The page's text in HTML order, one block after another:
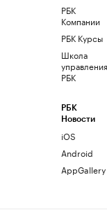
РБК
Компании
РБК Курсы
Школа
управления
РБК
РБК
Новости
iOS
Android
AppGallery